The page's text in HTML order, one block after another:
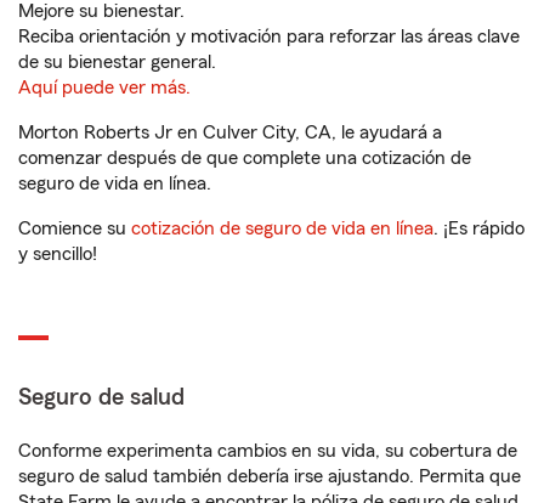
Mejore su bienestar.
Reciba orientación y motivación para reforzar las áreas clave
de su bienestar general.
Aquí puede ver más.
Morton Roberts Jr en Culver City, CA, le ayudará a
comenzar después de que complete una cotización de
seguro de vida en línea.
Comience su cotización de seguro de vida en línea. ¡Es rápido
y sencillo!
Seguro de salud
Conforme experimenta cambios en su vida, su cobertura de
seguro de salud también debería irse ajustando. Permita que